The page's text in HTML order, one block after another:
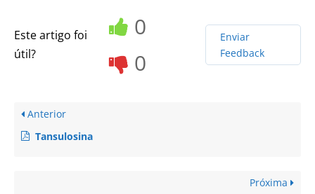
Este artigo foi
útil?
0
0
Enviar
Feedback
Anterior
Tansulosina
Próxima